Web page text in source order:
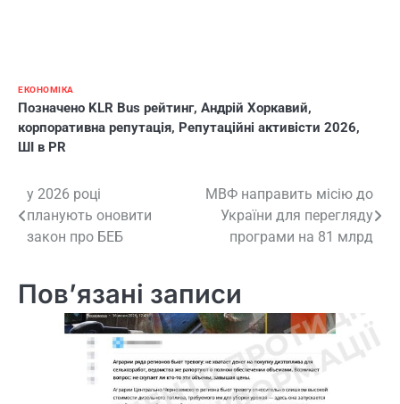
ЕКОНОМІКА
Позначено KLR Bus рейтинг, Андрій Хоркавий,
корпоративна репутація, Репутаційні активісти 2026,
ШІ в PR
Навігація
записів
у 2026 році
планують оновити
закон про БЕБ
МВФ направить місію до
України для перегляду
програми на 81 млрд
Пов’язані записи